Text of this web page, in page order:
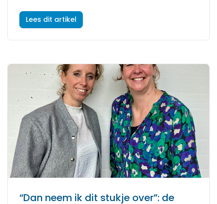
Lees dit artikel
“Dan neem ik dit stukje over”: de